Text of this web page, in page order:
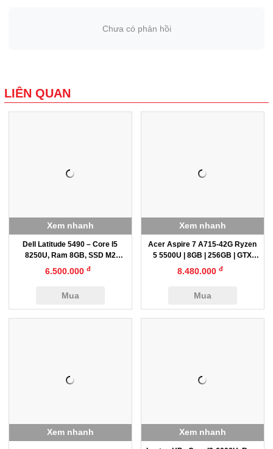
Chưa có phản hồi
LIÊN QUAN
Dell Latitude 5490 – Core I5
8250U, Ram 8GB, SSD M2
512GB, 14″
6.500.000đ
Mua
Xem nhanh
Acer Aspire 7 A715-42G Ryzen
5 5500U | 8GB | 256GB | GTX
1650
8.480.000đ
Mua
Xem nhanh
Xem nhanh Xem nhanh